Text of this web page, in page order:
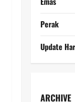
Perak
Update
ARCHIVE